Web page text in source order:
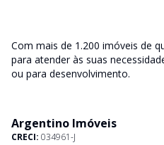
Com mais de 1.200 imóveis de
para atender às suas
ou para desenvolvimento.
Argentino Imóveis
CRECI: 034961-J